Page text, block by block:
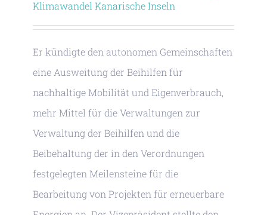
Klimawandel Kanarische Inseln
Er kündigte den autonomen Gemeinschaften
eine Ausweitung der Beihilfen für
nachhaltige Mobilität und Eigenverbrauch,
mehr Mittel für die Verwaltungen zur
Verwaltung der Beihilfen und die
Beibehaltung der in den Verordnungen
festgelegten Meilensteine für die
Bearbeitung von Projekten für erneuerbare